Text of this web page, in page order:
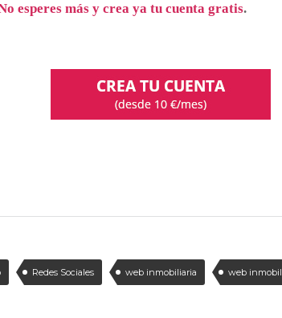
esperes más y crea ya tu cuenta gratis.
Redes Sociales web inmobiliaria web